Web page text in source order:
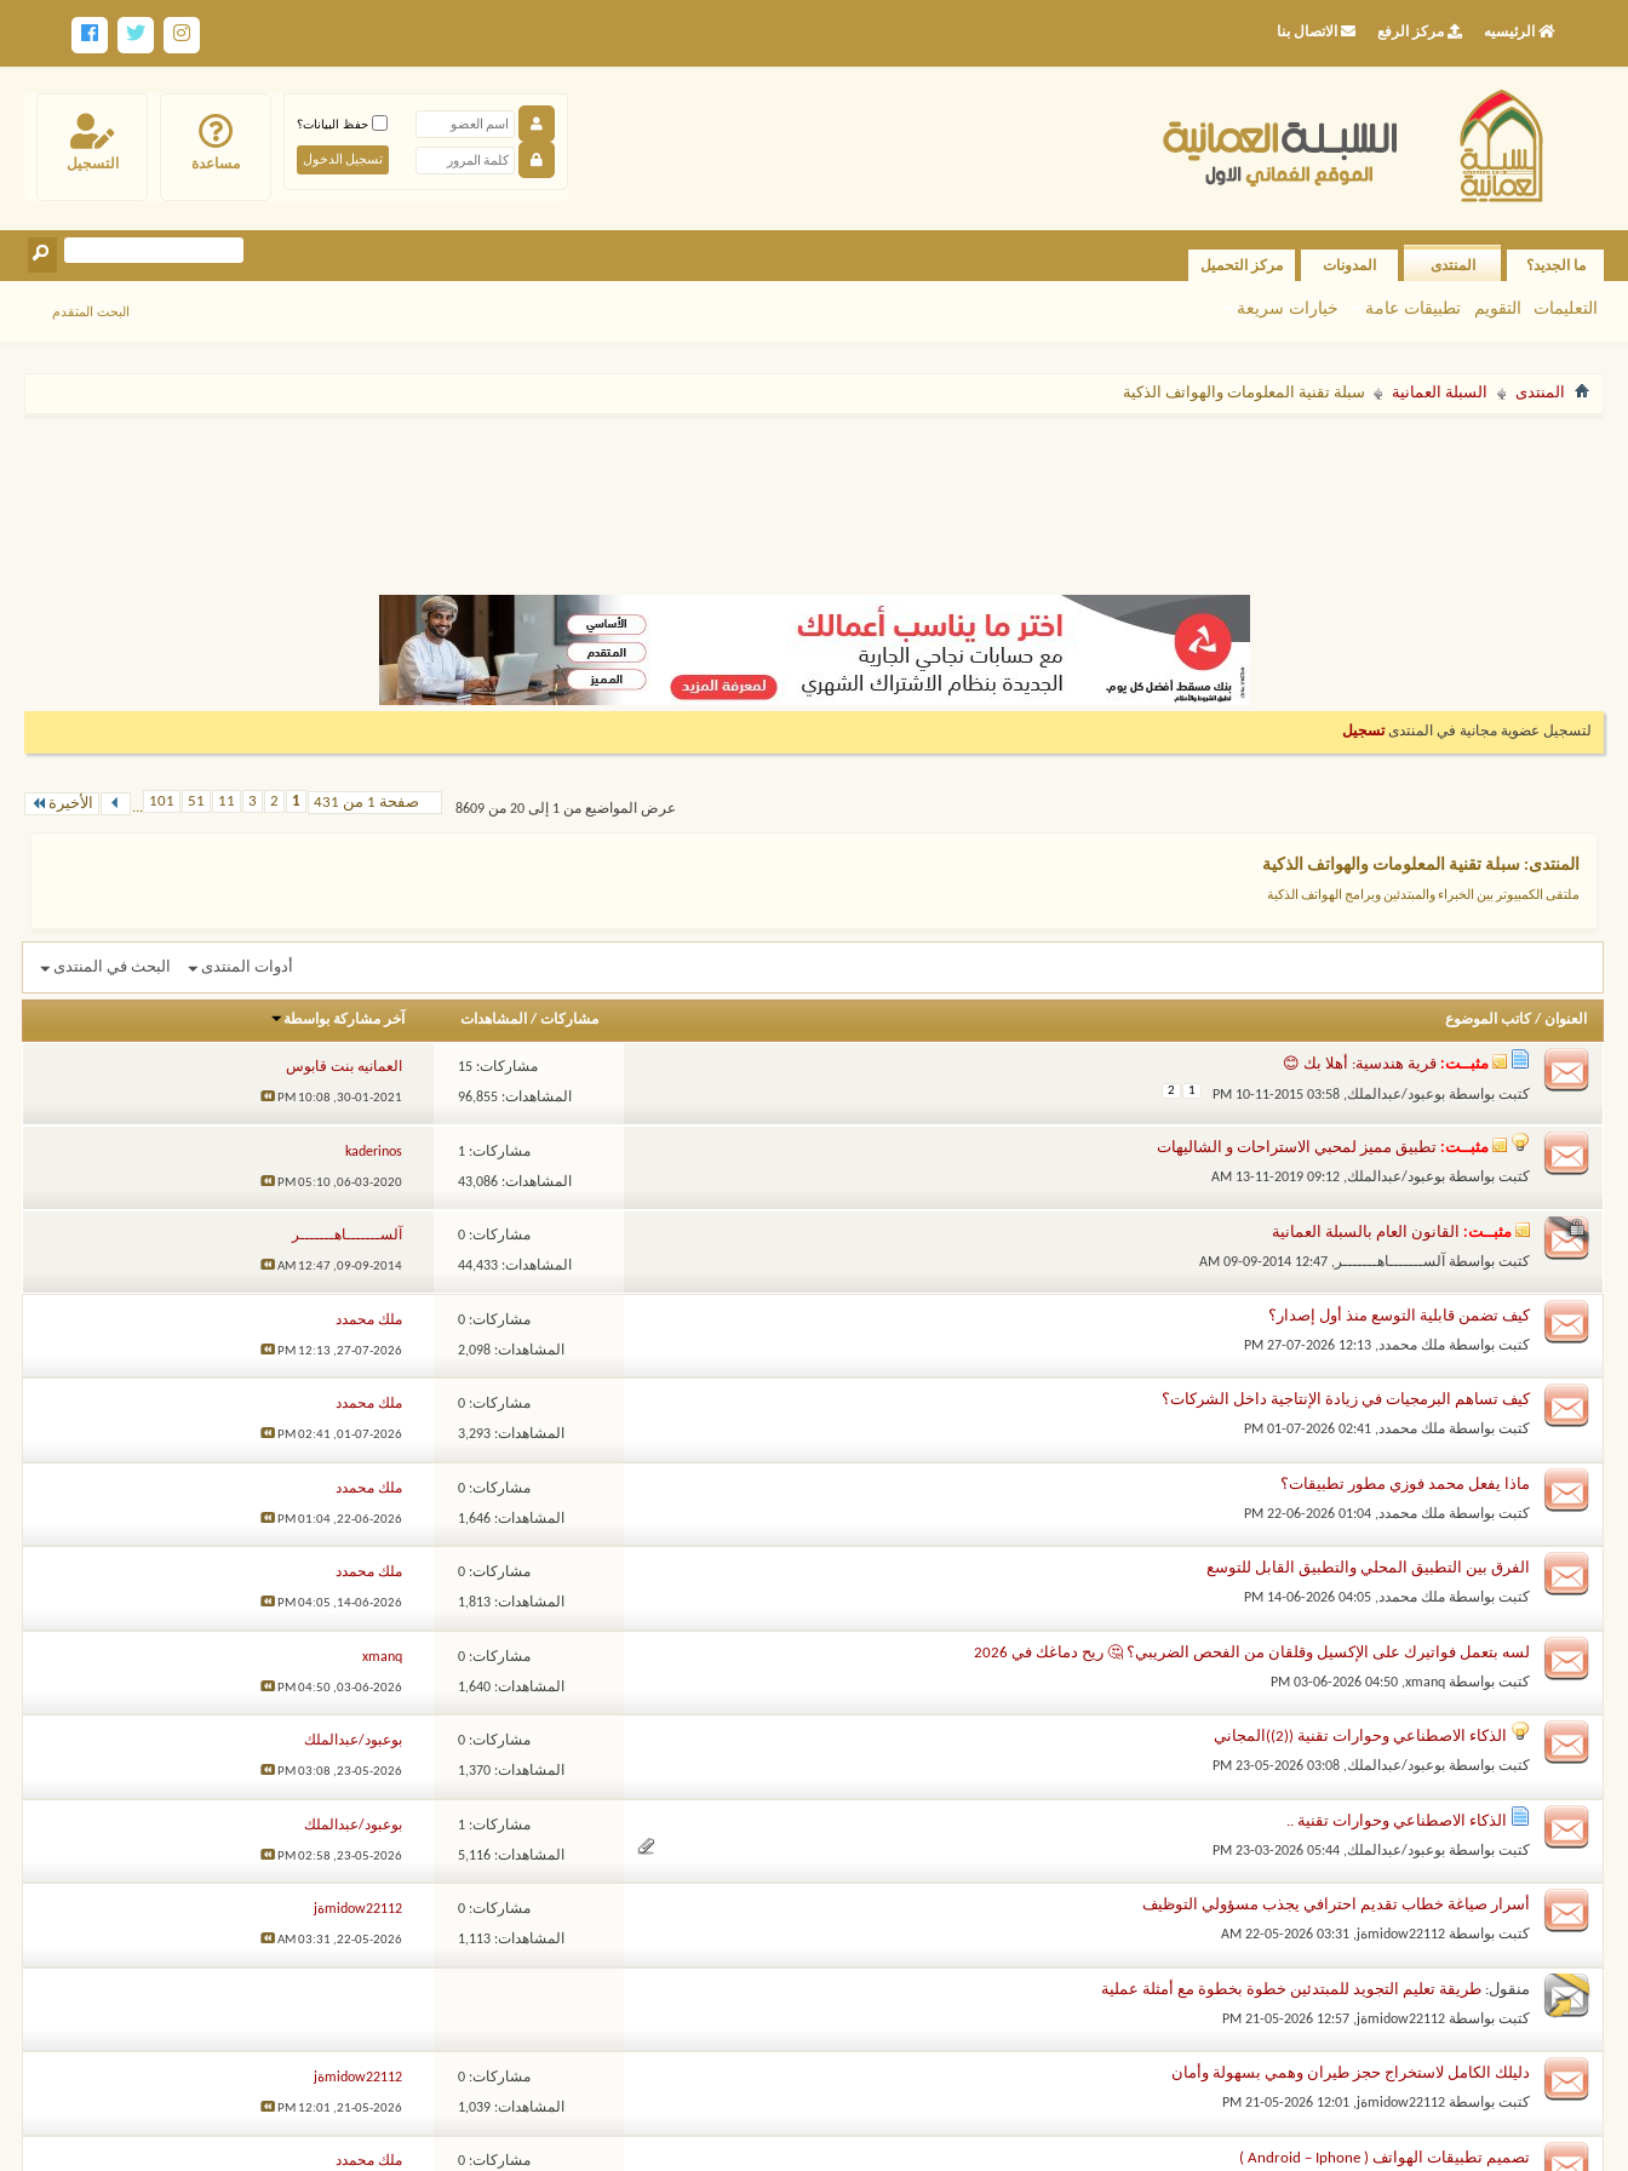
الرئيسيه مركز الرفع الاتصال بنا
التسجيل مساعدة
حفظ البيانات؟
ما الجديد؟ المنتدى
التعليمات التقويم تطبيقات عامة خيارات سريعة
المدونات مركز التحميل
البحث المتقدم
المنتدى السبلة العمانية سبلة تقنية المعلومات والهواتف الذكية
لتسجيل عضوية مجانية في المنتدىتسجيل
صفحة 1 من 431 1
2
3
11
51
101
... الأخيرة عرض المواضيع من 1 إلى 20 من 8609
المنتدى: سبلة تقنية المعلومات والهواتف الذكية
ملتقى الكمبيوتر بين الخبراء والمبتدئين وبرامج الهواتف الذكية
أدوات المنتدى البحث في المنتدى
العنوان / كاتب الموضوع مشاركات/ المشاهدات آخر مشاركة بواسطة
مثبــت: قرية هندسية: أهلا بك 😊
كتبت بواسطة بوعبود/عبدالملك‏, 10-11-2015 03:58 PM
1
2
مشاركات: 15
المشاهدات: 96,855
العمانيه بنت قابوس
30-01-2021,
10:08 PM
مثبــت: تطبيق مميز لمحبي الاستراحات و الشاليهات
كتبت بواسطة بوعبود/عبدالملك‏, 13-11-2019 09:12 AM
مشاركات: 1
المشاهدات: 43,086
kaderinos
06-03-2020,
05:10 PM
مثبــت: القانون العام بالسبلة العمانية
كتبت بواسطة آلســـــــاهـــــــر ‏, 09-09-2014 12:47 AM
مشاركات: 0
المشاهدات: 44,433
آلســـــــاهـــــــر
09-09-2014,
12:47 AM
كيف تضمن قابلية التوسع منذ أول إصدار؟
كتبت بواسطة ملك محمدد‏, 27-07-2026 12:13 PM
مشاركات: 0
المشاهدات: 2,098
ملك محمدد
27-07-2026,
12:13 PM
كيف تساهم البرمجيات في زيادة الإنتاجية داخل الشركات؟
كتبت بواسطة ملك محمدد‏, 01-07-2026 02:41 PM
مشاركات: 0
المشاهدات: 3,293
ملك محمدد
01-07-2026,
02:41 PM
ماذا يفعل محمد فوزي مطور تطبيقات؟
كتبت بواسطة ملك محمدد‏, 22-06-2026 01:04 PM
مشاركات: 0
المشاهدات: 1,646
ملك محمدد
22-06-2026,
01:04 PM
الفرق بين التطبيق المحلي والتطبيق القابل للتوسع
كتبت بواسطة ملك محمدد‏, 14-06-2026 04:05 PM
مشاركات: 0
المشاهدات: 1,813
ملك محمدد
14-06-2026,
04:05 PM
لسه بتعمل فواتيرك على الإكسيل وقلقان من الفحص الضريبي؟ 🤔 ريح دماغك في 2026
كتبت بواسطة xmanq
‏, 03-06-2026 04:50 PM
مشاركات: 0
المشاهدات: 1,640
xmanq
03-06-2026,
04:50 PM
الذكاء الاصطناعي وحوارات تقنية ((2))المجاني
كتبت بواسطة بوعبود/عبدالملك‏, 23-05-2026 03:08 PM
مشاركات: 0
المشاهدات: 1,370
بوعبود/عبدالملك
23-05-2026,
03:08 PM
الذكاء الاصطناعي وحوارات تقنية ..
كتبت بواسطة بوعبود/عبدالملك‏, 23-03-2026 05:44 PM
مشاركات: 1
المشاهدات: 5,116
بوعبود/عبدالملك
23-05-2026,
02:58 PM
أسرار صياغة خطاب تقديم احترافي يجذب مسؤولي التوظيف
كتبت بواسطة midow22112ةj ‏, 22-05-2026 03:31 AM
مشاركات: 0
المشاهدات: 1,113
midow22112ةj
22-05-2026,
03:31 AM
منقول: طريقة تعليم التجويد للمبتدئين خطوة بخطوة مع أمثلة عملية
كتبت بواسطة midow22112ةj ‏, 21-05-2026 12:57 PM
دليلك الكامل لاستخراج حجز طيران وهمي بسهولة وأمان
كتبت بواسطة midow22112ةj ‏, 21-05-2026 12:01 PM
مشاركات: 0
المشاهدات: 1,039
midow22112ةj
21-05-2026,
12:01 PM
تصميم تطبيقات الهواتف ( Android – Iphone ) مشاركات: 0 ملك محمدد